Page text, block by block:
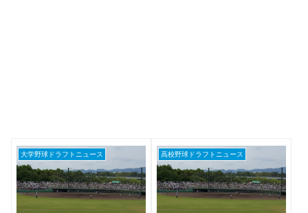
大学野球ドラフトニュース 高校野球ドラフトニュース